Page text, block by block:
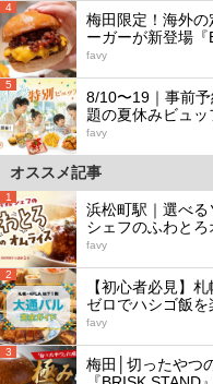
4
梅田限定！海外
ーガーが新登場『
favy
5
8/10〜19｜事前
題の夏休みビュッ
favy
オススメ記事
1
浜松町駅｜選べ
シェフのふわとろ
favy
2
【初心者必見】
ゼロでハシゴ飯
favy
3
梅田│切ったやつ